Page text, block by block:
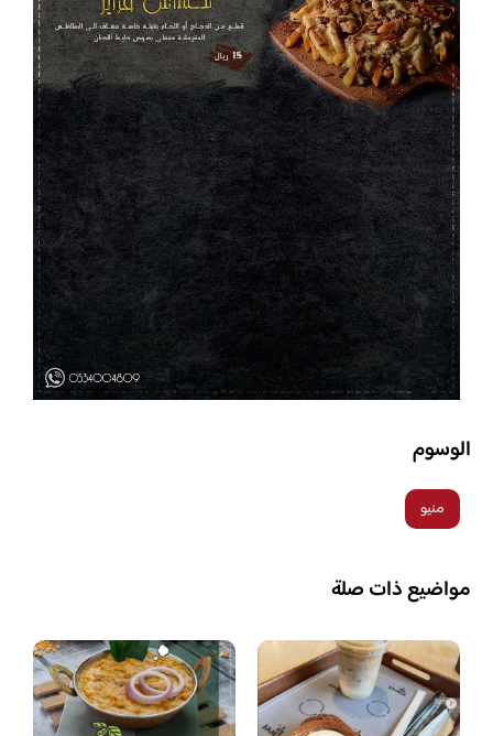
الوسوم
منيو
مواضيع ذات صلة